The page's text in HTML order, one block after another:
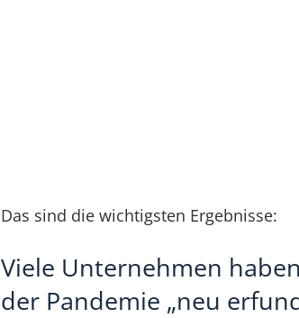
Das sind die wichtigsten Ergebnisse:
Viele Unternehmen
der Pandemie „neu